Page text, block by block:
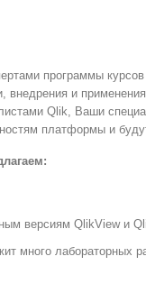
программы
внедрения и
Qlik, Ваши
платформы и
версиям QlikView и
много лабораторных